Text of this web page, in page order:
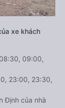
xe khách
09:00,
23:00, 23:30,
Định của nhà